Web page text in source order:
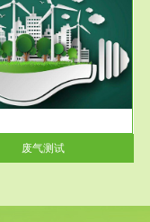
废气测试